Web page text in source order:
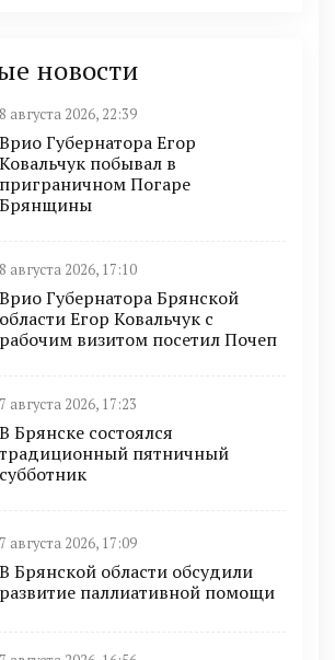
новости
8 августа 2026, 22:39
Врио Губернатора Егор
Ковальчук побывал в
приграничном Погаре
Брянщины
8 августа 2026, 17:10
Врио Губернатора Брянской
области Егор Ковальчук с
рабочим визитом посетил Почеп
7 августа 2026, 17:23
В Брянске состоялся
традиционный пятничный
субботник
7 августа 2026, 17:09
В Брянской области обсудили
развитие паллиативной помощи